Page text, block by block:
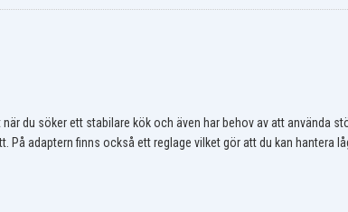
du söker ett stabilare kök och även har behov av att använda
adaptern finns också ett reglage vilket gör att du kan hantera